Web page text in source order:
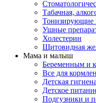
Табачная,
Тонизирующие
Ушные
Холестерин
Щитовидная
Мама и малыш
Беременным и
Все для
Детская
Детское
Подгузники и